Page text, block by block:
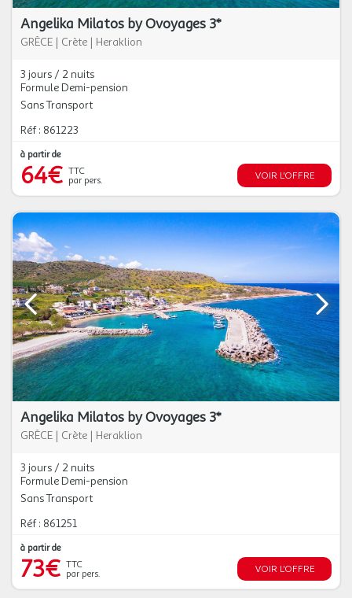
Angelika Milatos by Ovoyages 3*
GRÈCE | Crète | Heraklion
3 jours / 2 nuits
Formule Demi-pension
Sans Transport
Réf : 861223
à partir de
64€ TTC
par pers.
VOIR L'OFFRE
Angelika Milatos by Ovoyages 3*
GRÈCE | Crète | Heraklion
3 jours / 2 nuits
Formule Demi-pension
Sans Transport
Réf : 861251
à partir de
73€ TTC
par pers.
VOIR L'OFFRE